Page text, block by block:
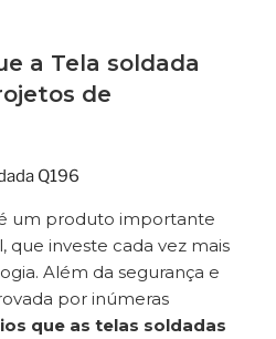
a Tela soldada
de
um produto importante
que investe cada vez mais
Além da segurança e
por inúmeras
que as telas soldadas